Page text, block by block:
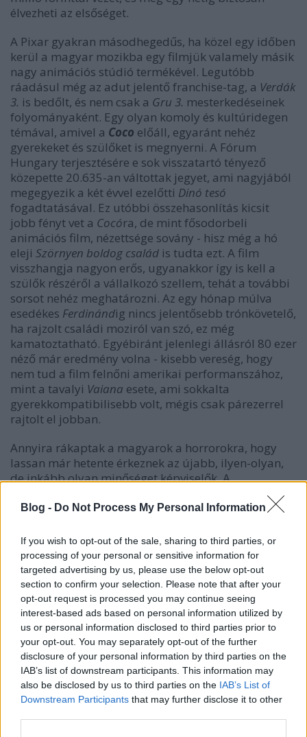
Blog - Do Not Process My Personal Information
If you wish to opt-out of the sale, sharing to third parties, or
processing of your personal or sensitive information for
targeted advertising by us, please use the below opt-out
section to confirm your selection. Please note that after your
opt-out request is processed you may continue seeing
interest-based ads based on personal information utilized by
us or personal information disclosed to third parties prior to
your opt-out. You may separately opt-out of the further
disclosure of your personal information by third parties on the
IAB’s list of downstream participants. This information may
also be disclosed by us to third parties on the IAB’s List of
Downstream Participants that may further disclose it to other
élvezheti az elsőséget.
A Pixar gyakran másodhegedűs, ha közel egy időben
kerül a magyar mozikba egy filmjük valamely másik
nagy animációs stúdió termékével. Legutóbb
ráadásul még az adut jelentő franchise-tag, a Verdák
3. is bedőlt, és nem csak a Gru 3. mesterkedéseinek
folyományaként. Egy olyan komoly és kultúridegen
témával, amivel a Coco előáll, egyaránt nehéz
gyerekeket és szülőket is megnyerni. A Fórum
Hungary terjesztésére e sok visszatartó tényező
közepette 20.635-an váltottak jegyet, ami nagyjából
megegyezik a két évvel ezelőtti Dinó tesó
fogadtatásával. Ez utóbbi összehasonlítás kicsit
jobb fényt vet a Cocóra, de mint fősodorbeli
animációs film, nézettsége sovány - hisz még a hó
eleji Szörnyen boldog család is tudta ezt. A film
visszhangja nagyon erős, ugyanakkor így is kell a
szülők részéről a vállalkozó szellem, tehát a további
sorsot nehéz meghatározni. Az egy hónap múlva
esedékes Ferdinándig nincs jelentősebb trónkövetelő,
ha rajzolt családi moziról van szó, ez még
kamatoztatható. Egyébiránt jelenlegi állásról 80 ezer
néző már eredmény volna - kisebb vereség, hogy
nem tud a film felnőni amerikai performanszához,
mint a tavalyi Vaiana esete, ami sokkalta
gyerekkompatibilisebb volt, mégis csak párezerrel
rajtolt el jobban.
Annyira rákaptak a magyarok a horrorokra, hogy
lassan már hetente érkeznek az újabb, ilyen-olyan,
de inkább olyan minőséget képviselők. A
annyira oldalági, hogy nem ritkán
keveredett össze, legalább eredeti plakát ügyében,
Bang Media azért mégis a kevésbé elborultat
választotta ki a honi teátrumok számára a kettő
közül. A sztorival meg lehet fogni a célközönséget, a
film nívójával egybecsengő forgalmazói
erőfeszítések pedig 6.814 nézőt citáltak a 24 vászon
elé. Pár éve ez harmadennyi lett volna, ezt ne
feledjük, miközben azért kijelenthetjük, hogy nem
hagy mély nyomot a film a listán, két hét múlva
pedig már csak 22.30-kor vetítik majd a Cinema
Cityk. A 10,1 millió forintos nyitány a 8. helyet
kölcsönzi neki.
Szorosan mögötte a Vertigo Média nevezése, aHét